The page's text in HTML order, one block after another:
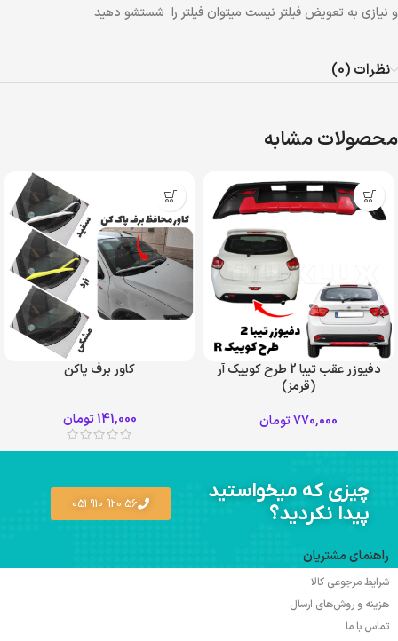
و نیازی به تعویض فیلتر نیست میتوان فیلتر را شستشو دهید
نظرات (0)
محصولات مشابه
دفیوزر عقب تیبا 2 طرح کوییک آر
(قرمز)
770,000تومان
مشکی
کاور برف پاکن
141,000تومان
چیزی که میخواستید
پیدا نکردید؟
56 920 910 051
راهنمای مشتریان
شرایط مرجوعی کالا
هزینه و روش‌های ارسال
تماس با ما